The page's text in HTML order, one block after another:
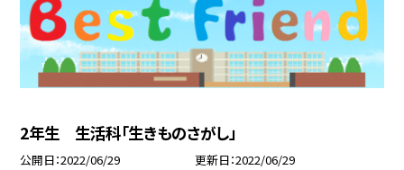
2年生 生活科「生きものさがし」
公開日 2022/06/29 更新日 2022/06/29